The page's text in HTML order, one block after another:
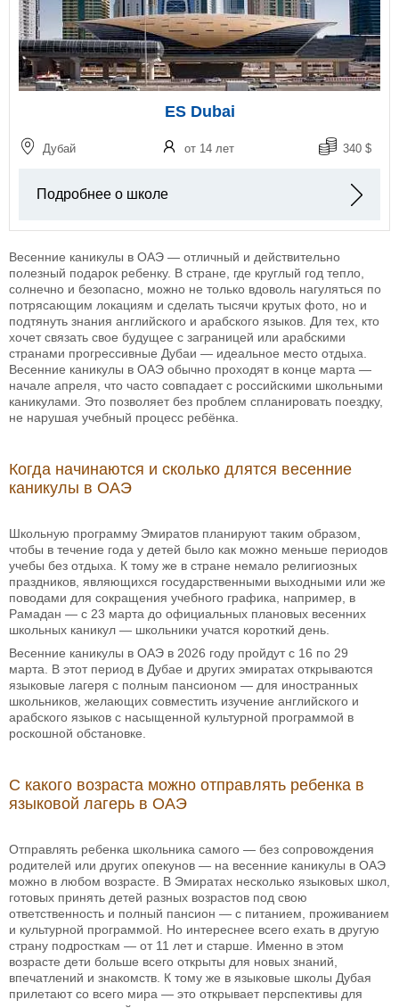
ES Dubai
Дубай от 14 лет 340 $
Подробнее о школе
Весенние каникулы в ОАЭ — отличный и действительно
полезный подарок ребенку. В стране, где круглый год тепло,
солнечно и безопасно, можно не только вдоволь нагуляться по
потрясающим локациям и сделать тысячи крутых фото, но и
подтянуть знания английского и арабского языков. Для тех, кто
хочет связать свое будущее с заграницей или арабскими
странами прогрессивные Дубаи — идеальное место отдыха.
Весенние каникулы в ОАЭ обычно проходят в конце марта —
начале апреля, что часто совпадает с российскими школьными
каникулами. Это позволяет без проблем спланировать поездку,
не нарушая учебный процесс ребёнка.
Когда начинаются и сколько длятся весенние
каникулы в ОАЭ
Школьную программу Эмиратов планируют таким образом,
чтобы в течение года у детей было как можно меньше периодов
учебы без отдыха. К тому же в стране немало религиозных
праздников, являющихся государственными выходными или же
поводами для сокращения учебного графика, например, в
Рамадан — с 23 марта до официальных плановых весенних
школьных каникул — школьники учатся короткий день.
Весенние каникулы в ОАЭ в 2026 году пройдут с 16 по 29
марта. В этот период в Дубае и других эмиратах открываются
языковые лагеря с полным пансионом — для иностранных
школьников, желающих совместить изучение английского и
арабского языков с насыщенной культурной программой в
роскошной обстановке.
С какого возраста можно отправлять ребенка в
языковой лагерь в ОАЭ
Отправлять ребенка школьника самого — без сопровождения
родителей или других опекунов — на весенние каникулы в ОАЭ
можно в любом возрасте. В Эмиратах несколько языковых школ,
готовых принять детей разных возрастов под свою
ответственность и полный пансион — с питанием, проживанием
и культурной программой. Но интереснее всего ехать в другую
страну подросткам — от 11 лет и старше. Именно в этом
возрасте дети больше всего открыты для новых знаний,
впечатлений и знакомств. К тому же в языковые школы Дубая
прилетают со всего мира — это открывает перспективы для